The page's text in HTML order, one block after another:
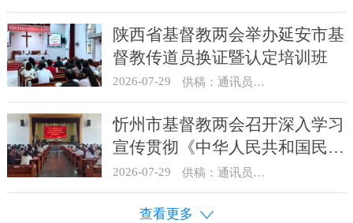
陕西省基督教两会举办延安市基
督教传道员换证暨认定培训班
2026-07-29 供稿：通讯员 翟超
忻州市基督教两会召开深入学习
宣传贯彻《中华人民共和国民族
团结进步促进法》启动部署会
2026-07-29 供稿：通讯员 骆合祥
查看更多